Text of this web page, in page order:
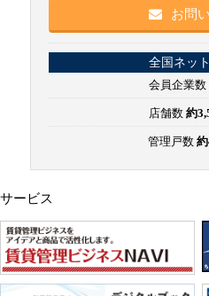
お問
全国ネッ
会員企業数
店舗数 約
管理戸数
サービス